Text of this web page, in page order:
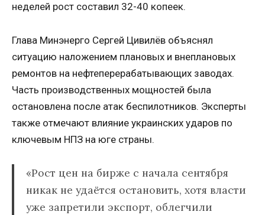
неделей рост составил 32-40 копеек.
Глава Минэнерго Сергей Цивилёв объяснял
ситуацию наложением плановых и внеплановых
ремонтов на нефтеперерабатывающих заводах.
Часть производственных мощностей была
остановлена после атак беспилотников. Эксперты
также отмечают влияние украинских ударов по
ключевым НПЗ на юге страны.
«Рост цен на бирже с начала сентября
никак не удаётся остановить, хотя власти
уже запретили экспорт, облегчили